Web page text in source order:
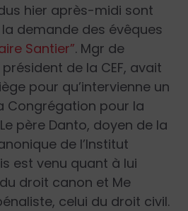
hier après-midi sont
demande des évêques
Santier”. Mgr de
de la CEF, avait
pour qu’intervienne un
Congrégation pour la
père Danto, doyen de la
de l’Institut
est venu quant à lui
droit canon et Me
celui du droit civil.